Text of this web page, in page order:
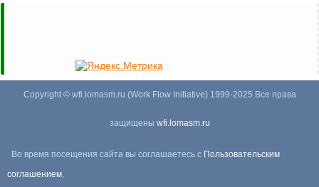
Copyright © wfi.lomasm.ru (Work Flow Initiative) 1999-2025 Все права
защищены wfi.lomasm.ru
Во время посещения сайта вы соглашаетесь с Пользовательским
соглашением,